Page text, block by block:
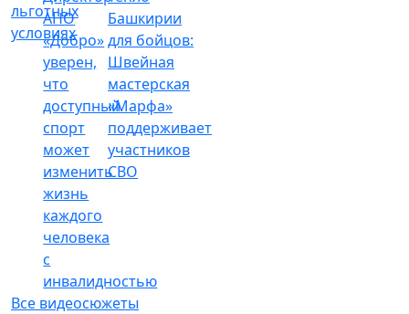
льготных
условиях
АНО
«Добро»
уверен,
что
доступный
спорт
может
изменить
жизнь
каждого
человека
с
инвалидностью
Башкирии
для бойцов:
Швейная
мастерская
«Марфа»
поддерживает
участников
СВО
Все видеосюжеты